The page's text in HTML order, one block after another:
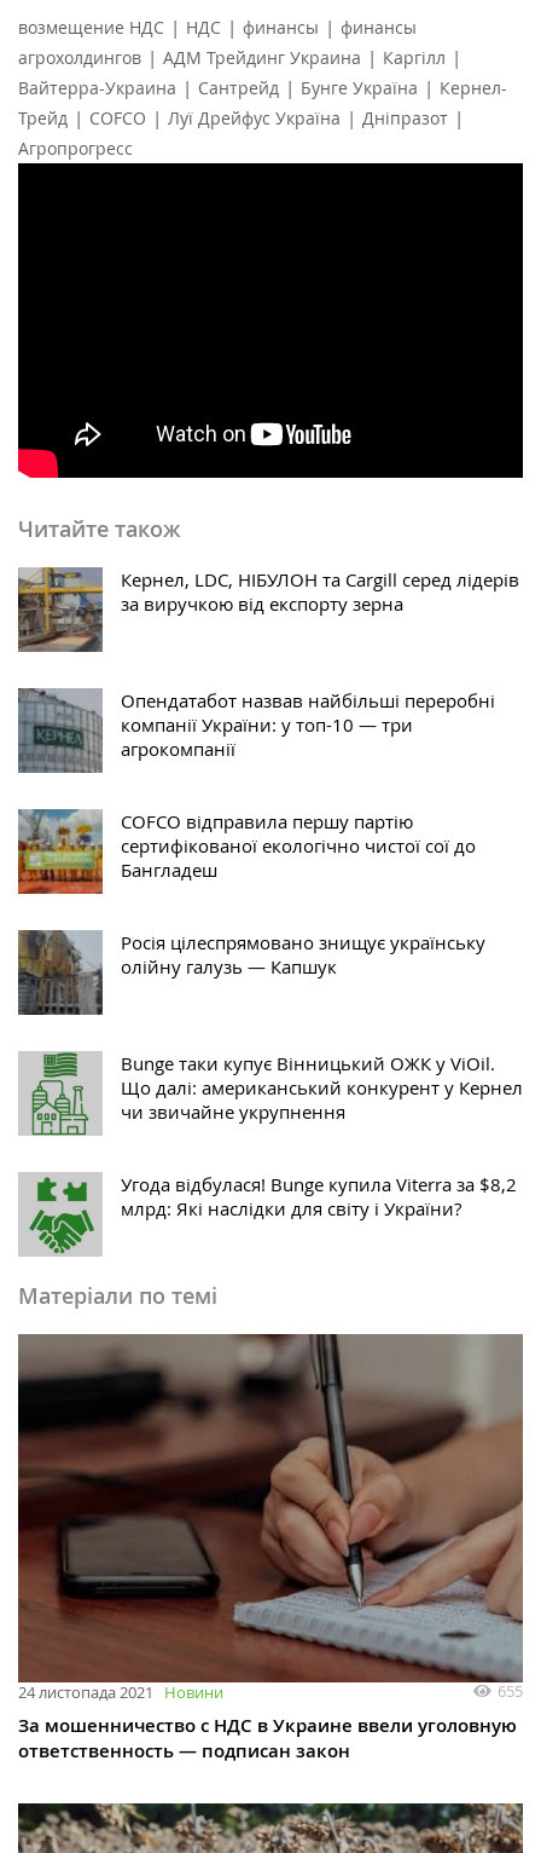
возмещение НДС | НДС | финансы | финансы
агрохолдингов | АДМ Трейдинг Украина | Каргілл |
Вайтерра-Украина | Сантрейд | Бунге Україна | Кернел-
Трейд | COFCO | Луї Дрейфус Україна | Дніпразот |
Агропрогресс
Читайте також
Кернел, LDC, НІБУЛОН та Cargill серед лідерів
за виручкою від експорту зерна
Опендатабот назвав найбільші переробні
компанії України: у топ-10 — три
агрокомпанії
COFCO відправила першу партію
сертифікованої екологічно чистої сої до
Бангладеш
Росія цілеспрямовано знищує українську
олійну галузь — Капшук
Bunge таки купує Вінницький ОЖК у ViOil.
Що далі: американський конкурент у Кернел
чи звичайне укрупнення
Угода відбулася! Bunge купила Viterra за $8,2
млрд: Які наслідки для світу і України?
Матеріали по темі
24 листопада 2021 Новини 655
За мошенничество с НДС в Украине ввели уголовную
ответственность — подписан закон